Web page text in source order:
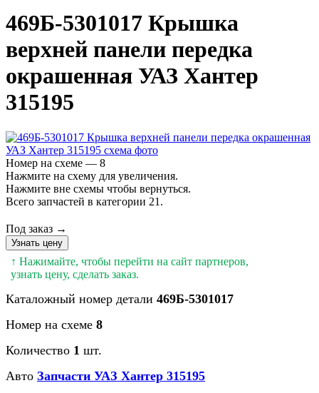
469Б-5301017 Крышка
верхней панели передка
окрашенная УАЗ Хантер
315195
Номер на схеме — 8
Нажмите на схему для увеличения.
Нажмите вне схемы чтобы вернуться.
Всего запчастей в категории 21.
Под заказ →
Узнать цену
↑ Нажимайте, чтобы перейти на сайт партнеров,
узнать цену, сделать заказ.
Каталожный номер детали 469Б-5301017
Номер на схеме 8
Количество 1 шт.
Авто Запчасти УАЗ Хантер 315195